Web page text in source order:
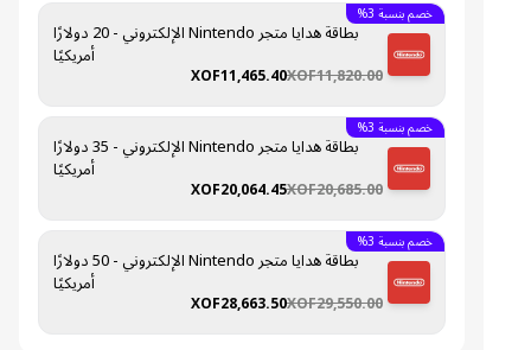
بطاقة هدايا متجر Nintendo الإلكتروني - 20 دولارًا
XOF11,820.00
XOF11,465.40
خصم بنسبة 3%
بطاقة هدايا متجر Nintendo الإلكتروني - 35 دولارًا
XOF20,685.00
XOF20,064.45
خصم بنسبة 3%
بطاقة هدايا متجر Nintendo الإلكتروني - 50 دولارًا
XOF29,550.00
XOF28,663.50
خصم بنسبة 3%